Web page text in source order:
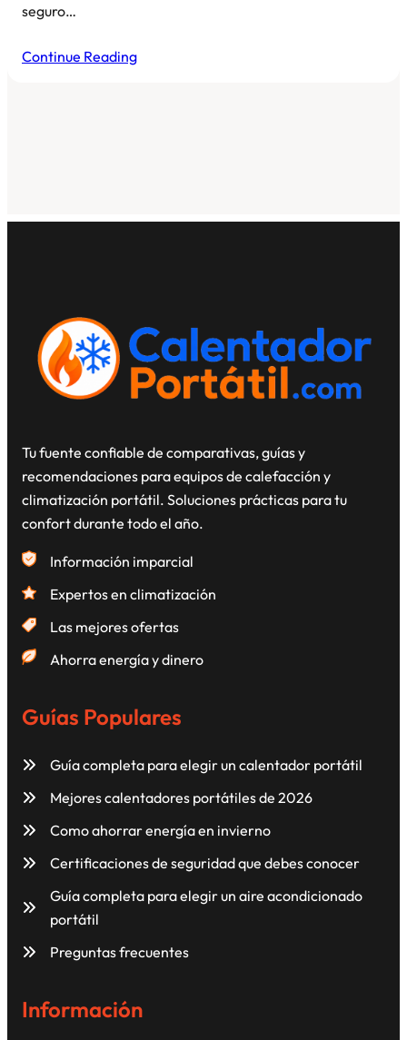
seguro…
Continue Reading
Tu fuente confiable de comparativas, guías y
recomendaciones para equipos de calefacción y
climatización portátil. Soluciones prácticas para tu
confort durante todo el año.
Información imparcial
Expertos en climatización
Las mejores ofertas
Ahorra energía y dinero
Guías Populares
Guía completa para elegir un calentador portátil
Mejores calentadores portátiles de 2026
Como ahorrar energía en invierno
Certificaciones de seguridad que debes conocer
Guía completa para elegir un aire acondicionado
portátil
Preguntas frecuentes
Información